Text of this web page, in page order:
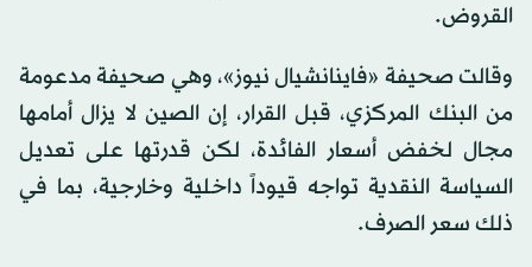
القروض.
وقالت صحيفة «فاينانشيال نيوز»، وهي صحيفة مدعومة
من البنك المركزي، قبل القرار، إن الصين لا يزال أمامها
مجال لخفض أسعار الفائدة، لكن قدرتها على تعديل
السياسة النقدية تواجه قيوداً داخلية وخارجية، بما في
ذلك سعر الصرف.